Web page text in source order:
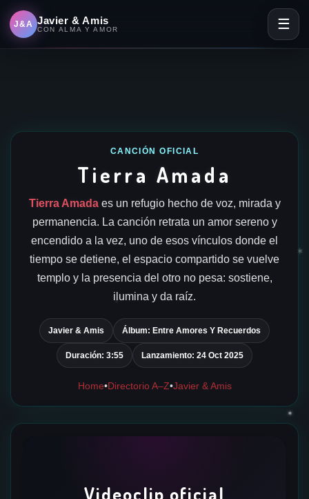
J&A Javier & Amis
CON ALMA Y AMOR ☰
✶
✶
✶
CANCIÓN OFICIAL
Tierra Amada
Tierra Amadaes un refugio hecho de voz, mirada y
permanencia. La canción retrata un amor sereno y
encendido a la vez, uno de esos vínculos donde el
tiempo se detiene, el espacio compartido se vuelve
templo y la presencia del otro no pesa: sostiene,
ilumina y da raíz.
Javier & Amis Álbum: Entre Amores Y Recuerdos
Duración: 3:55 Lanzamiento: 24 Oct 2025
Home•Directorio A–Z•Javier & Amis
Videoclip oficial